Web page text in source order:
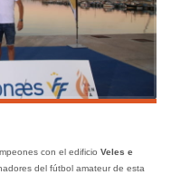
con el edificio Veles e
del fútbol amateur de esta